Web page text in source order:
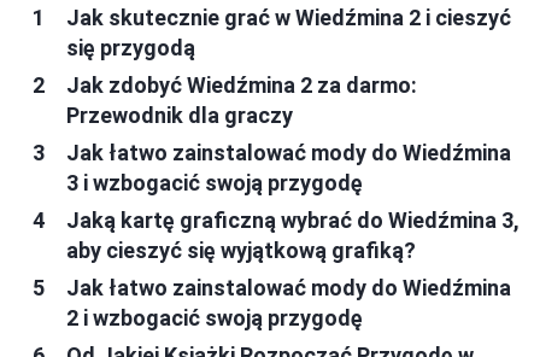
Jak skutecznie grać w Wiedźmina 2 i cieszyć
się przygodą
Jak zdobyć Wiedźmina 2 za darmo:
Przewodnik dla graczy
Jak łatwo zainstalować mody do Wiedźmina
3 i wzbogacić swoją przygodę
Jaką kartę graficzną wybrać do Wiedźmina 3,
aby cieszyć się wyjątkową grafiką?
Jak łatwo zainstalować mody do Wiedźmina
2 i wzbogacić swoją przygodę